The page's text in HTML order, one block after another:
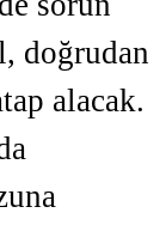
doğrudan
alacak.